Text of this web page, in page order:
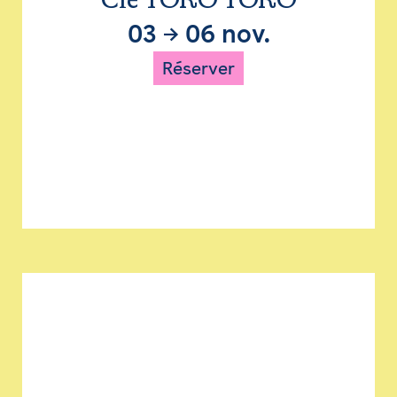
03 → 06 nov.
Réserver